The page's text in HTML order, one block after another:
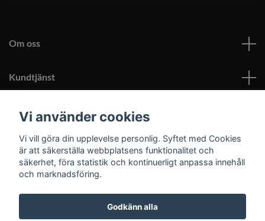
Om oss
Kundtjänst
Läs mer
Sociala medier
Vi använder cookies
Vi vill göra din upplevelse personlig. Syftet med Cookies
är att säkerställa webbplatsens funktionalitet och
säkerhet, föra statistik och kontinuerligt anpassa innehåll
och marknadsföring.
Godkänn alla